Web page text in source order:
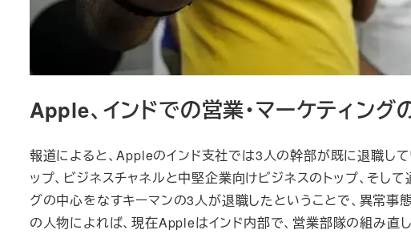
Apple、インドでの営業・マーケティン
報道によると、Appleのインド支社では3人の幹部が既に退職し
ップ、ビジネスチャネルと中堅企業向けビジネスのトップ、そし
グの中心をなすキーマンの3人が退職したということで、異常
の人物によれば、現在Appleはインド内部で、営業部隊の組み直